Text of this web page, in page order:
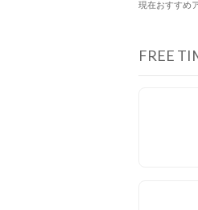
現在おすすめ
FREE